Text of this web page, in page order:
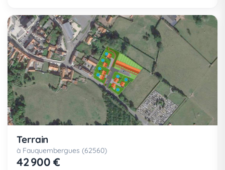
Terrain
à Fauquembergues (62560)
42 900 €